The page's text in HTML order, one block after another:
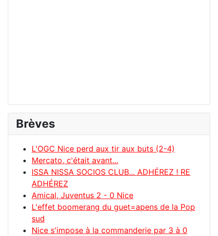
Brèves
L'OGC Nice perd aux tir aux buts (2-4)
Mercato, c'était avant...
ISSA NISSA SOCIOS CLUB... ADHÉREZ ! RE
ADHÉREZ
Amical, Juventus 2 - 0 Nice
L'effet boomerang du guet=apens de la Pop
sud
Nice s'impose à la commanderie par 3 à 0